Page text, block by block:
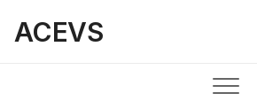
ACEVS